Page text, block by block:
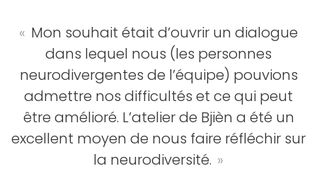
« Mon souhait était d’ouvrir un dialogue
dans lequel nous (les personnes
neurodivergentes de l’équipe) pouvions
admettre nos difficultés et ce qui peut
être amélioré. L’atelier de Bjièn a été un
excellent moyen de nous faire réfléchir sur
la neurodiversité. »